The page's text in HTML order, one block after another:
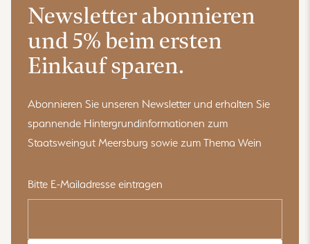
Newsletter abonnieren
und 5% beim ersten
Einkauf sparen.
Abonnieren Sie unseren Newsletter und erhalten Sie
spannende Hintergrundinformationen zum
Staatsweingut Meersburg sowie zum Thema Wein
Bitte E-Mailadresse eintragen